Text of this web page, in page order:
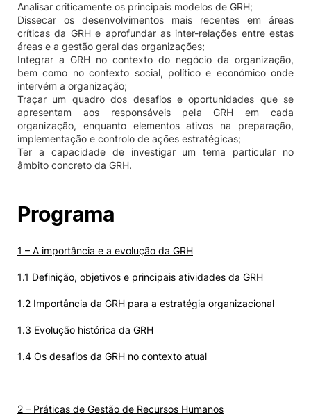
Analisar criticamente os principais modelos de GRH;
Dissecar os desenvolvimentos mais recentes em áreas
críticas da GRH e aprofundar as inter-relações entre estas
áreas e a gestão geral das organizações;
Integrar a GRH no contexto do negócio da organização,
bem como no contexto social, político e económico onde
intervém a organização;
Traçar um quadro dos desafios e oportunidades que se
apresentam aos responsáveis pela GRH em cada
organização, enquanto elementos ativos na preparação,
implementação e controlo de ações estratégicas;
Ter a capacidade de investigar um tema particular no
âmbito concreto da GRH.
Programa
1 – A importância e a evolução da GRH
1.1 Definição, objetivos e principais atividades da GRH
1.2 Importância da GRH para a estratégia organizacional
1.3 Evolução histórica da GRH
1.4 Os desafios da GRH no contexto atual
2 – Práticas de Gestão de Recursos Humanos